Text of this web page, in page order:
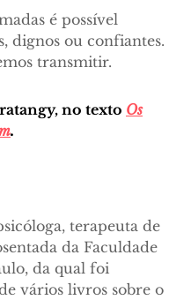
é possível
dignos ou confiantes.
transmitir.
no texto Os
.
terapeuta de
da Faculdade
da qual foi
vários livros sobre o